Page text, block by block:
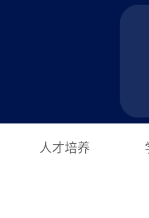
人才培养